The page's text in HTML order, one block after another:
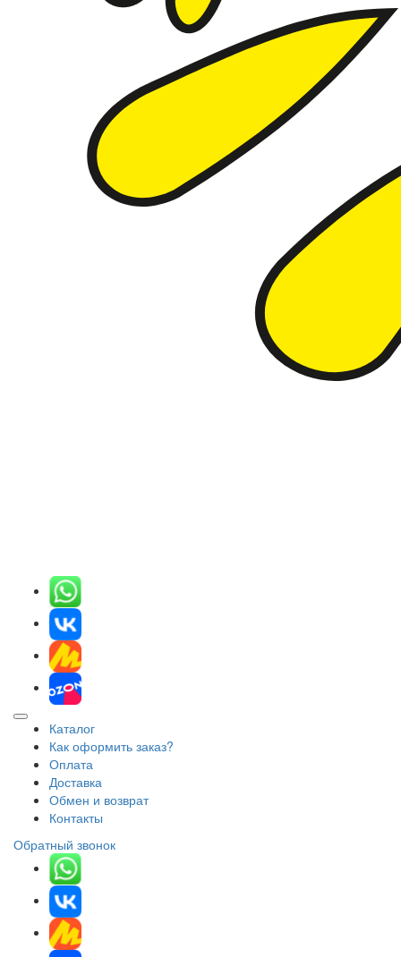
Каталог
Как оформить заказ?
Оплата
Доставка
Обмен и возврат
Контакты
Обратный звонок